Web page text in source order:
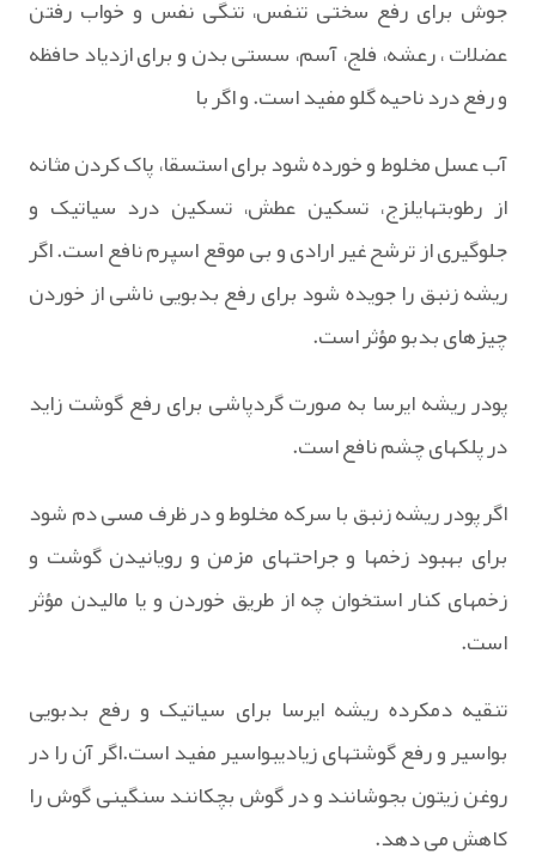
جوش برای رفع سختی تنفس، تنگی نفس و خواب رفتن
عضلات ، رعشه، فلج، آسم، سستی بدن و برای ازدیاد حافظه
و رفع درد ناحیه گلو مفید است. و اگر با
آب عسل مخلوط و خورده شود برای استسقا، پاک کردن مثانه
از رطوبتهایلزج، تسکین عطش، تسکین درد سیاتیک و
جلوگیری از ترشح غیر ارادی و بی‏ موقع اسپرم نافع است. اگر
ریشه زنبق را جویده شود برای رفع بدبویی ناشی از خوردن
چیزهای بدبو مؤثر است.
پودر ریشه ایرسا به صورت گردپاشی برای رفع گوشت زاید
در پلکهای چشم نافع است.
اگر پودر ریشه زنبق با سرکه مخلوط و در ظرف مسی دم شود
برای بهبود زخمها و جراحتهای مزمن و رویانیدن گوشت و
زخمهای کنار استخوان چه از طریق خوردن و یا مالیدن مؤثر
است.
تنقیه دم‏کرده ریشه ایرسا برای سیاتیک و رفع بدبویی
بواسیر و رفع گوشتهای زیادیبواسیر مفید است.اگر آن را در
روغن زیتون بجوشانند و در گوش بچکانند سنگینی گوش را
کاهش می‏ دهد.